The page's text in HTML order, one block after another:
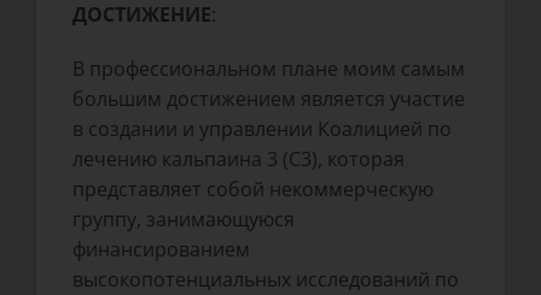
ДОСТИЖЕНИЕ:
В профессиональном плане моим самым
большим достижением является участие
в создании и управлении Коалицией по
лечению кальпаина 3 (C3), которая
представляет собой некоммерческую
группу, занимающуюся
финансированием
высокопотенциальных исследований по